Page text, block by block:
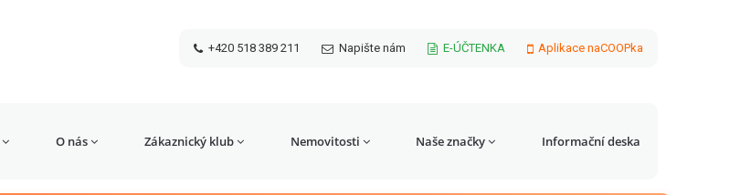
+420 518 389 211 Napište nám E-ÚČTENKA Aplikace naCOOPka
O nás Zákaznický klub Nemovitosti Naše značky Informační deska